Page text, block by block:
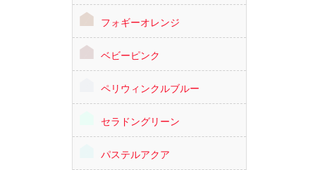
フォギーオレンジ
ベビーピンク
ペリウィンクルブルー
セラドングリーン
パステルアクア